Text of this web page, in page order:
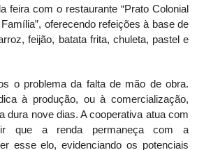
feira com o restaurante “Prato Colonial
oferecendo refeições à base de
feijão, batata frita, chuleta, pastel e
o problema da falta de mão de obra.
à produção, ou à comercialização,
dura nove dias. A cooperativa atua com
que a renda permaneça com a
esse elo, evidenciando os potenciais